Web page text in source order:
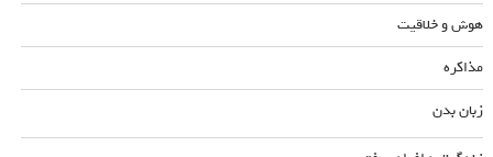
هوش و خلاقیت
مذاکره
زبان بدن